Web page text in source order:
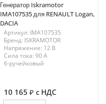
Генератор Iskramotor
IMA107535 для RENAULT Logan,
DACIA
Артикул: IMA107535
Бренд: ISKRAMOTOR
Напряжение: 12 В
Сила тока: 90 A
6-ручейковый
10 165 с НДС